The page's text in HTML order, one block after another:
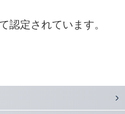
認定されています。